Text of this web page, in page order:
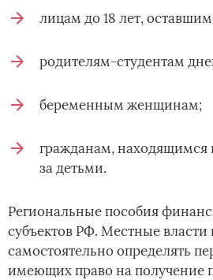
лицам до 18 лет,
родителям-студентам
беременным женщинам;
гражданам, находящимся
за детьми.
Региональные пособия
субъектов РФ. Местные
самостоятельно определять
имеющих право на получение